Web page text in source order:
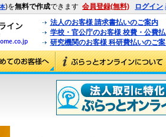
)を無料で作成できます 会員登録(無料) ログイン
法人のお客様 請求書払いのご案内
学校・官公庁のお客様 校費・公費
研究機関のお客様 科研費払いのご